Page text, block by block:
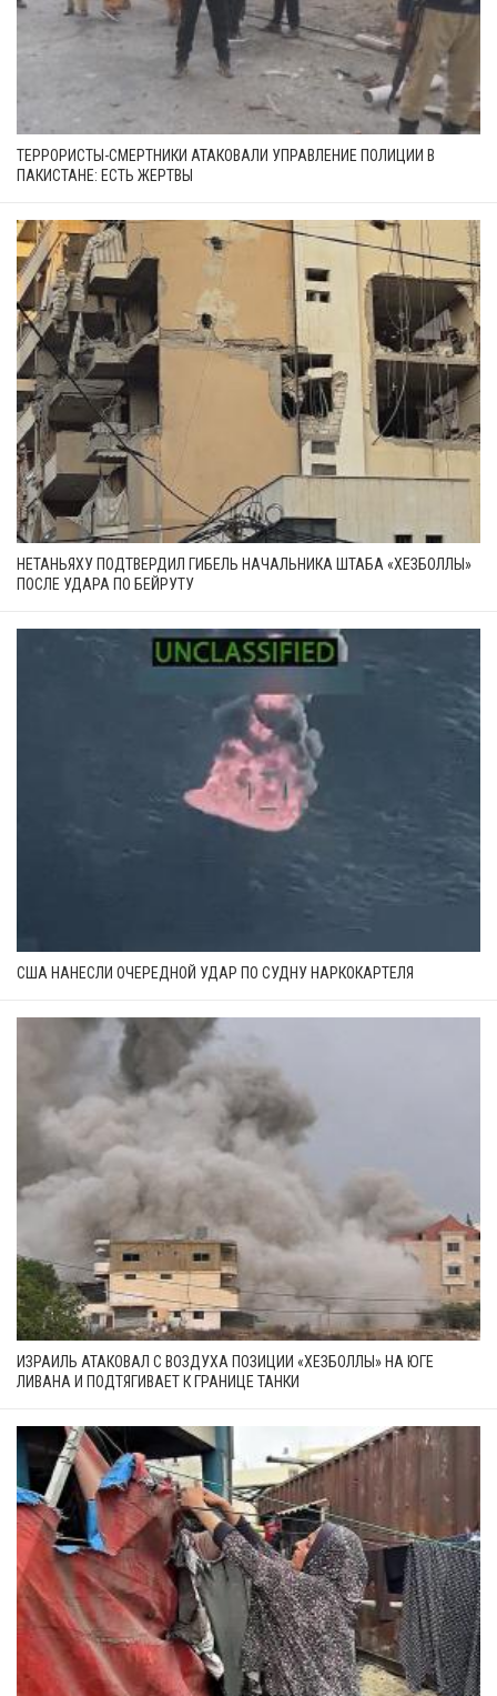
ТЕРРОРИСТЫ-СМЕРТНИКИ АТАКОВАЛИ УПРАВЛЕНИЕ ПОЛИЦИИ В
ПАКИСТАНЕ: ЕСТЬ ЖЕРТВЫ
НЕТАНЬЯХУ ПОДТВЕРДИЛ ГИБЕЛЬ НАЧАЛЬНИКА ШТАБА «ХЕЗБОЛЛЫ»
ПОСЛЕ УДАРА ПО БЕЙРУТУ
США НАНЕСЛИ ОЧЕРЕДНОЙ УДАР ПО СУДНУ НАРКОКАРТЕЛЯ
ИЗРАИЛЬ АТАКОВАЛ С ВОЗДУХА ПОЗИЦИИ «ХЕЗБОЛЛЫ» НА ЮГЕ
ЛИВАНА И ПОДТЯГИВАЕТ К ГРАНИЦЕ ТАНКИ